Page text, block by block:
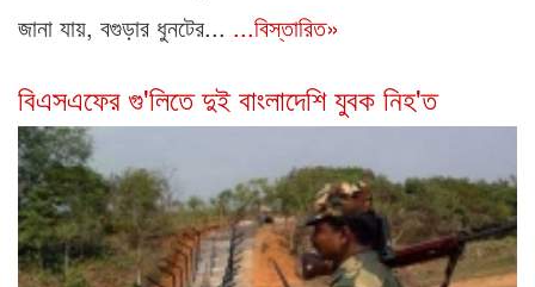
জানা যায়, বগুড়ার ধুনটের... ...বিস্তারিত»
বিএসএফের গু'লিতে দুই বাংলাদেশি যুবক নিহ'ত